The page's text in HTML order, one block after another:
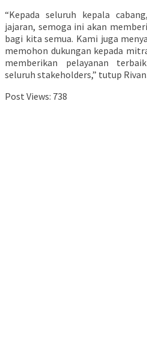
“Kepada seluruh kepala
jajaran, semoga ini akan
bagi kita semua. Kami juga
memohon dukungan kepada
memberikan pelayanan
seluruh stakeholders,” tutup Rivan
Post Views: 738